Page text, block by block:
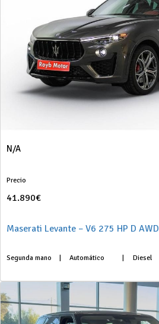
N/A
Precio
41.890€
Maserati Levante – V6 275 HP D AWD
Segunda mano Automático Diesel